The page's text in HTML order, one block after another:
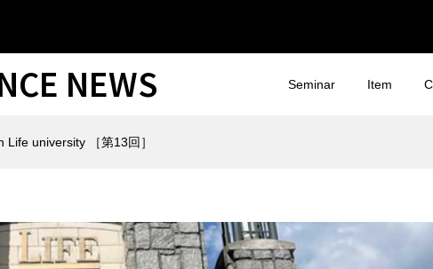
NEWS Seminar Item
Life university ［第13回］